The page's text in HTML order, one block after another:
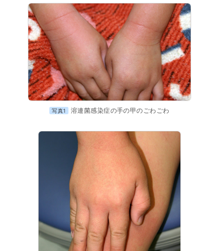
写真1 溶連菌感染症の手の甲のごわごわ